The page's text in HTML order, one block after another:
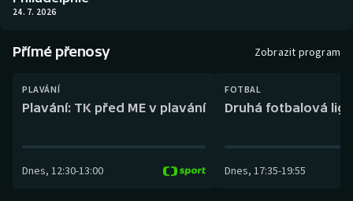
Dostihy
Florbal
Golf
24. 7. 2026
Přímé přenosy Zobrazit program
PLAVÁNÍ
Plavání: TK před ME v plavání
Dnes, 12:30-13:00
FOTBAL
Druhá fotbalová
Dnes, 17:35-19:55